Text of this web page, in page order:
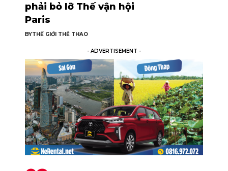
phải bỏ lỡ Thế vận hội
Paris
BYTHẾ GIỚI THỂ THAO
- ADVERTISEMENT -